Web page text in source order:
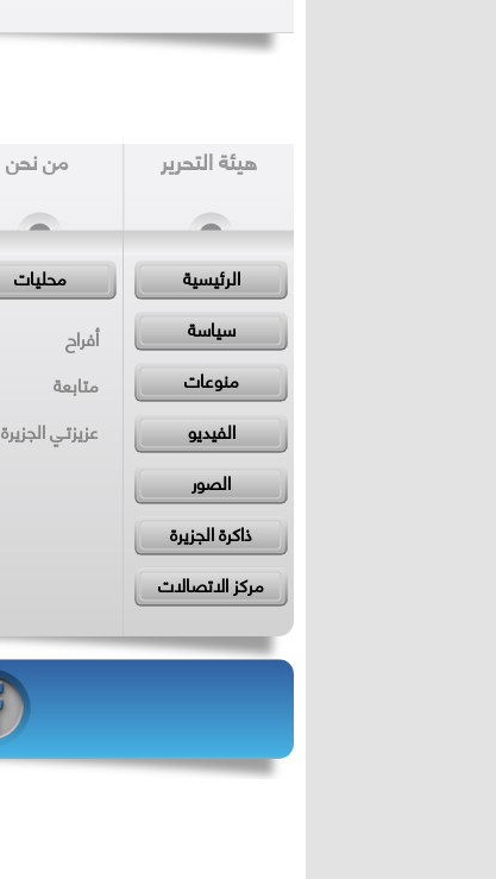
هيئة التحرير من نحن
الرئيسية
سياسة
منوعات
الفيديو
الصور
ذاكرة الجزيرة
مركز الاتصالات
محليات
أفراح
متابعة
عزيزتـي الجزيرة